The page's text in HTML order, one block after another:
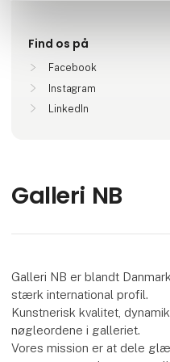
Find os på
Facebook
Instagram
LinkedIn
Galleri NB
Galleri NB er blandt
stærk international profil.
Kunstnerisk kvalitet,
nøgleordene i galleriet.
Vores mission er at dele